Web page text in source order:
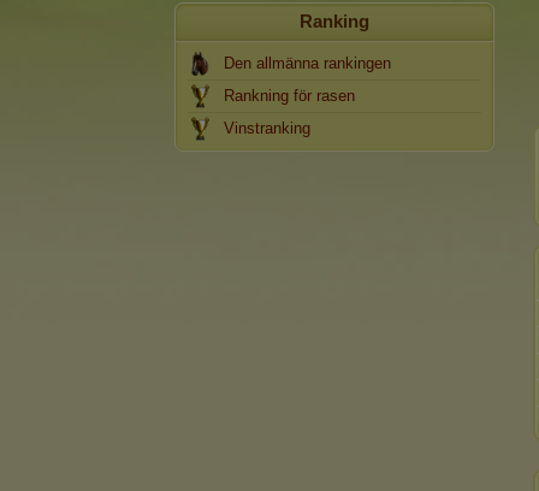
Ranking
Den allmänna rankingen
Rankning för rasen
Vinstranking